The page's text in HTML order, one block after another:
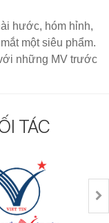
hước, hóm hỉnh,
một siêu phẩm.
những MV trước
TÁC